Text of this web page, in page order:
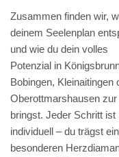
Zusammen finden wir,
deinem Seelenplan
und wie du dein volles
Potenzial in
Bobingen, Kleinaitingen
Oberottmarshausen zur
bringst. Jeder Schritt ist
individuell – du trägst
besonderen